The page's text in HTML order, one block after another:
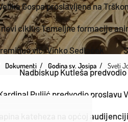
Gospa proslavljena na
ciklus Temeljne formacije
vlč. Vinko Sedlaček
Nadbiskup Kutleša
Puljić predvodio proslavu
kateheza na općoj
Dokumenti Godina sv. Josipa Sveti